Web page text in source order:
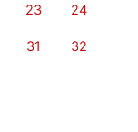
23 24
31 32